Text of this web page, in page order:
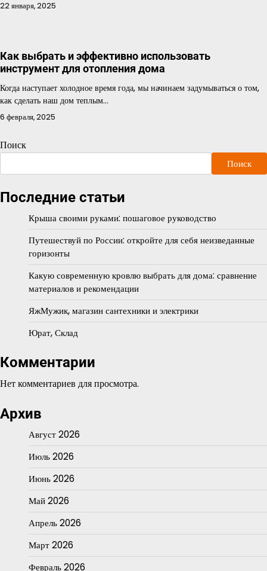
22 января, 2025
Как выбрать и эффективно использовать
инструмент для отопления дома
Когда наступает холодное время года, мы начинаем задумываться о том,
как сделать наш дом теплым…
6 февраля, 2025
Поиск
Поиск
Последние статьи
Крыша своими руками: пошаговое руководство
Путешествуй по России: откройте для себя неизведанные
горизонты
Какую современную кровлю выбрать для дома: сравнение
материалов и рекомендации
ЯжМужик, магазин сантехники и электрики
Юрат, Склад
Комментарии
Нет комментариев для просмотра.
Архив
Август 2026
Июль 2026
Июнь 2026
Май 2026
Апрель 2026
Март 2026
Февраль 2026